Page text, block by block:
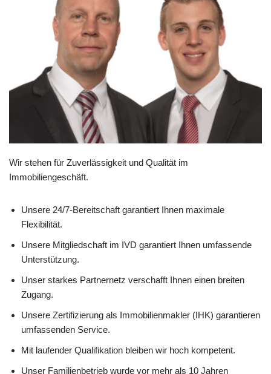
Wir stehen für Zuverlässigkeit und Qualität im
Immobiliengeschäft.
Unsere 24/7-Bereitschaft garantiert Ihnen maximale
Flexibilität.
Unsere Mitgliedschaft im IVD garantiert Ihnen umfassende
Unterstützung.
Unser starkes Partnernetz verschafft Ihnen einen breiten
Zugang.
Unsere Zertifizierung als Immobilienmakler (IHK) garantieren
umfassenden Service.
Mit laufender Qualifikation bleiben wir hoch kompetent.
Unser Familienbetrieb wurde vor mehr als 10 Jahren